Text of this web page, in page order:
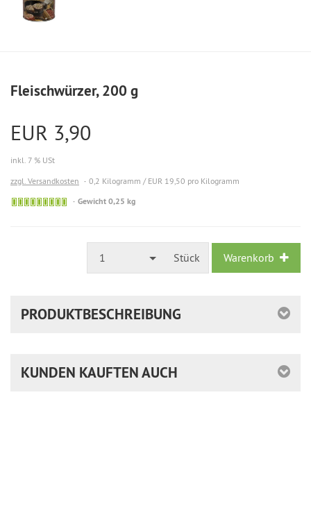
Fleischwürzer, 200 g
EUR 3,90
inkl. 7 % USt
zzgl. Versandkosten
0,2 Kilogramm / EUR 19,50 pro Kilogramm
Gewicht 0,25 kg
1 Stück Warenkorb
PRODUKTBESCHREIBUNG
KUNDEN KAUFTEN AUCH